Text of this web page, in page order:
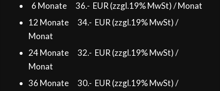
6 Monate 36.- EUR (zzgl.19% MwSt) / Monat
12 Monate 34.- EUR (zzgl.19% MwSt) /
Monat
24 Monate 32.- EUR (zzgl.19% MwSt) /
Monat
36 Monate 30.- EUR (zzgl.19% MwSt) /